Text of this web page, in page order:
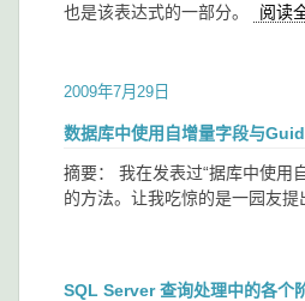
也是该表达式的一部分。
阅读
2009年7月29日
数据库中使用自增量字段与
摘要： 我在发表过“据库中使用
的方法。让我吃惊的是一园友
SQL Server 查询处理中的各个